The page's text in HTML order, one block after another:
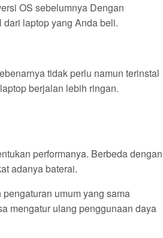
OS sebelumnya Dengan
laptop yang Anda beli.
tidak perlu namun terinstal
berjalan lebih ringan.
performanya. Berbeda dengan
adanya baterai.
umum yang sama
mengatur ulang penggunaan daya